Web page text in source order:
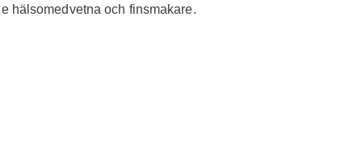
hälsomedvetna och finsmakare.